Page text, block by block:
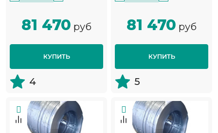
81 470 руб
КУПИТЬ
4
81 470 руб
КУПИТЬ
5